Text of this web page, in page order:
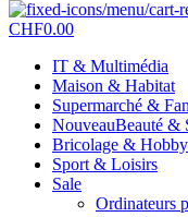
CHF0.00
IT & Multimédia
Maison & Habitat
Supermarché &
NouveauBeauté &
Bricolage & Hobby
Sport & Loisirs
Sale
Ordinateurs